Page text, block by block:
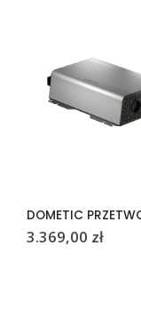
3.369,00 zł